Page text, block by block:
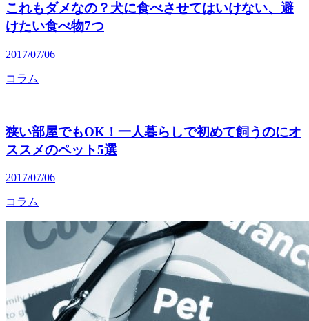
これもダメなの？犬に食べさせてはいけない、避
けたい食べ物7つ
2017/07/06
コラム
狭い部屋でもOK！一人暮らしで初めて飼うのにオ
ススメのペット5選
2017/07/06
コラム